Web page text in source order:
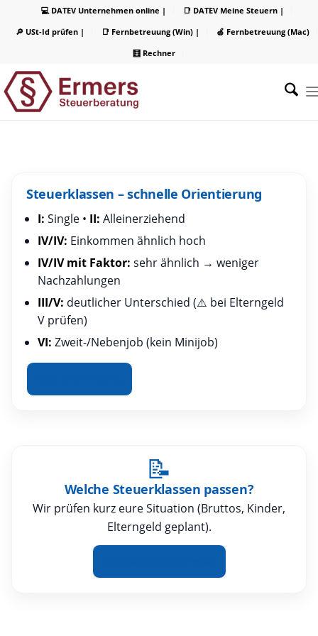
💻 DATEV Unternehmen online |
📑 DATEV Meine Steuern |
🔎 USt-Id prüfen |
📑 Fernbetreuung (Win) |
🍏 Fernbetreuung (Mac)
🧮 Rechner
Steuerklassen – schnelle Orientierung
I: Single • II: Alleinerziehend
IV/IV: Einkommen ähnlich hoch
IV/IV mit Faktor: sehr ähnlich → weniger
Nachzahlungen
III/V: deutlicher Unterschied (⚠️ bei Elterngeld
V prüfen)
VI: Zweit-/Nebenjob (kein Minijob)
📝
Welche Steuerklassen passen?
Wir prüfen kurz eure Situation (Bruttos, Kinder,
Elterngeld geplant).